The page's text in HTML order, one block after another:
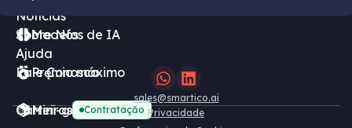
Modelos de IA
Pręmio máximo
Mini-games grátis
Notícias
Ajuda
Sobre Nós
Fale Conosco
Carreiras
Contrataçăo Privacidade
sales@smartico.ai